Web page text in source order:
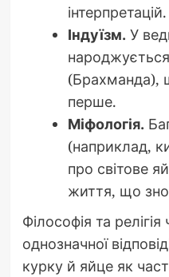
інтерпретацій.
Індуїзм. У
(Брахманда),
перше.
Міфологія.
(наприклад,
про світове
життя, що
Філософія та
однозначної
курку й яйце як